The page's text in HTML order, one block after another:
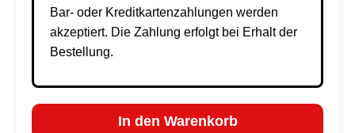
Bar- oder Kreditkartenzahlungen werden
akzeptiert. Die Zahlung erfolgt bei Erhalt der
Bestellung.
In den Warenkorb